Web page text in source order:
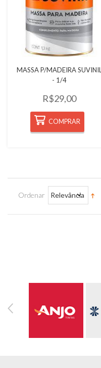
Quickview
MASSA P/MADEIRA SUVINIL
- 1/4
R$29,00
COMPRAR
Ordenar Relevância